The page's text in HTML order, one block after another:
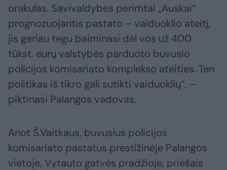
orakulas. Savivaldybės perimtai „Auskai“
prognozuojantis pastato – vaiduoklio ateitį,
jis geriau tegu baiminasi dėl vos už 400
tūkst. eurų valstybės parduoto buvusio
policijos komisariato komplekso ateities. Ten
politikas iš tikro gali sutikti vaiduoklių“, –
piktinasi Palangos vadovas.
Anot Š.Vaitkaus, buvusius policijos
komisariato pastatus prestižinėje Palangos
vietoje, Vytauto gatvės pradžioje, priešais